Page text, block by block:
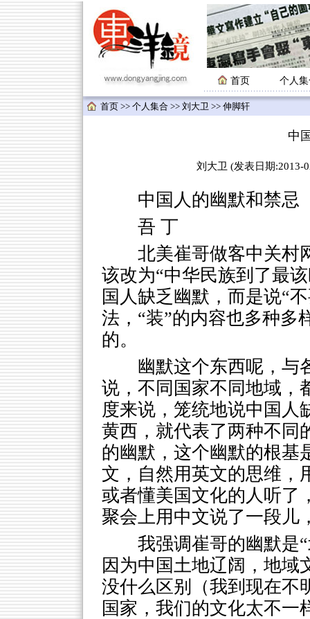
首页 个人
首页 >> 个人集合 >> 刘大卫 >> 伸脚轩
中
刘大卫 (发表日期:2013-
中国人的幽默和禁忌
吾 丁
北美崔哥做客中关村
该改为“中华民族到了最
国人缺乏幽默，而是说“
法，“装”的内容也多种多
的。
幽默这个东西呢，与
说，不同国家不同地域，
度来说，笼统地说中国人
黄西，就代表了两种不同
的幽默，这个幽默的根基
文，自然用英文的思维，
或者懂美国文化的人听了
聚会上用中文说了一段儿
我强调崔哥的幽默是
因为中国土地辽阔，地域
没什么区别（我到现在不
国家，我们的文化太不一